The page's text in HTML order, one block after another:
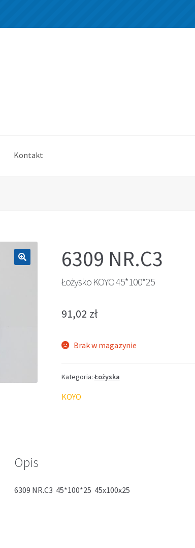
Kontakt
6309 NR.C3
Łożysko KOYO 45*100*25
91,02 zł
Brak w magazynie
Kategoria: Łożyska
KOYO
Opis
6309 NR.C3 45*100*25 45x100x25